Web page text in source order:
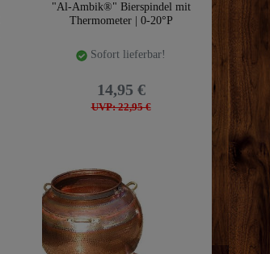
"Al-Ambik®" Bierspindel mit
Thermometer | 0-20°P
Sofort lieferbar!
UVP: 22,95 €
14,95 €